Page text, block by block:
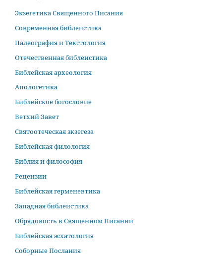
Экзегетика Священного Писания
Современная библеистика
Палеография и Текстология
Отечественная библеистика
Библейская археология
Апологетика
Библейское богословие
Ветхий Завет
Святоотеческая экзегеза
Библейская филология
Библия и философия
Рецензии
Библейская герменевтика
Западная библеистика
Обрядовость в Священном Писании
Библейская эсхатология
Соборные Послания